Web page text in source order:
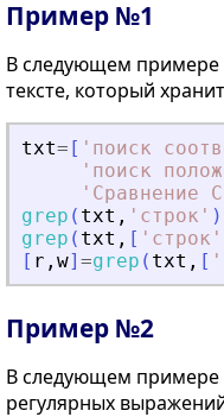
Пример №1
В следующем примере
тексте, который
txt= [ ' поиск
' поиск
' Сравнение
grep ( txt , ' строк ' )
grep ( txt , [ ' строк '
[ r , w] =grep ( txt , [ '
Пример №2
В следующем
регулярных